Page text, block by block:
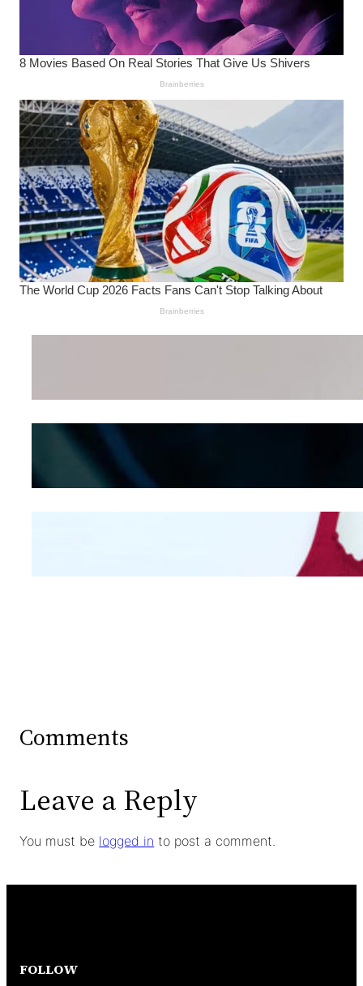
Wanita Pamer Pakaian
Kepribadian
Mengintip Kepribadian
Wanita Dari Warna Bra
Comments
Leave a Reply
You must be logged in to post a comment.
FOLLOW